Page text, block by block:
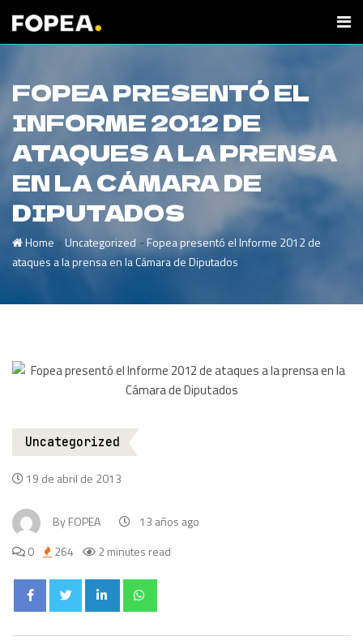
FOPEA PRESENTÓ EL
INFORME 2012 DE
ATAQUES A LA PRENSA
EN LA CÁMARA DE
DIPUTADOS
Home -Uncategorized -Fopea presentó el Informe 2012 de
ataques a la prensa en la Cámara de Diputados
Uncategorized
19 de abril de 2013
ByFOPEA
13 años ago
0
264 2 minutes read